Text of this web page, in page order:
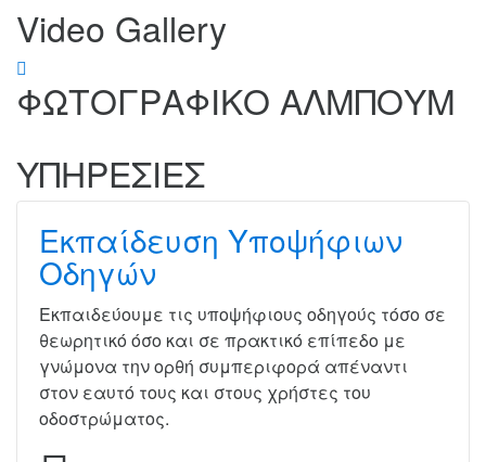
Video Gallery
ΦΩΤΟΓΡΑΦΙΚΟ ΑΛΜΠΟΥΜ
ΥΠΗΡΕΣΙΕΣ
Εκπαίδευση Υποψήφιων
Οδηγών
Εκπαιδεύουμε τις υποψήφιους οδηγούς τόσο σε
θεωρητικό όσο και σε πρακτικό επίπεδο με
γνώμονα την ορθή συμπεριφορά απέναντι
στον εαυτό τους και στους χρήστες του
οδοστρώματος.